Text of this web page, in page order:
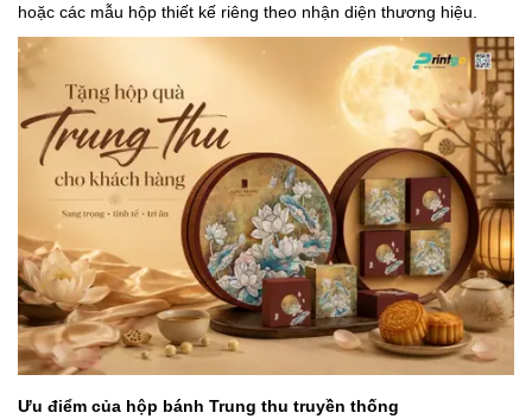
hoặc các mẫu hộp thiết kế riêng theo nhận diện thương hiệu.
Ưu điểm của hộp bánh Trung thu truyền thống